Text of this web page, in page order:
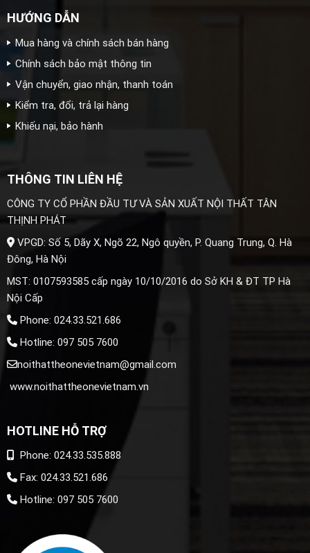
HƯỚNG DẪN
Mua hàng và chính sách bán hàng
Chính sách bảo mật thông tin
Vận chuyển, giao nhận, thanh toán
Kiểm tra, đổi, trả lại hàng
Khiếu nại, bảo hành
THÔNG TIN LIÊN HỆ
CÔNG TY CỔ PHẦN ĐẦU TƯ VÀ SẢN XUẤT NỘI THẤT TÂN
THỊNH PHÁT
VPGD: Số 5, Dãy X, Ngõ 22, Ngô quyền, P. Quang Trung, Q. Hà
Đông, Hà Nội
MST: 0107593585 cấp ngày 10/10/2016 do Sở KH & ĐT TP Hà
Nội Cấp
Phone: 024.33.521.686
Hotline: 097 505 7600
noithattheonevietnam@gmail.com
www.noithattheonevietnam.vn
HOTLINE HỖ TRỢ
Phone: 024.33.535.888
Fax: 024.33.521.686
Hotline: 097 505 7600